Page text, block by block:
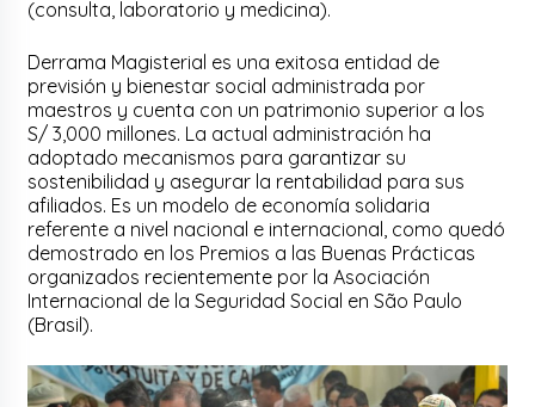
(consulta, laboratorio y medicina).
Derrama Magisterial es una exitosa entidad de
previsión y bienestar social administrada por
maestros y cuenta con un patrimonio superior a los
S/ 3,000 millones. La actual administración ha
adoptado mecanismos para garantizar su
sostenibilidad y asegurar la rentabilidad para sus
afiliados. Es un modelo de economía solidaria
referente a nivel nacional e internacional, como quedó
demostrado en los Premios a las Buenas Prácticas
organizados recientemente por la Asociación
Internacional de la Seguridad Social en São Paulo
(Brasil).